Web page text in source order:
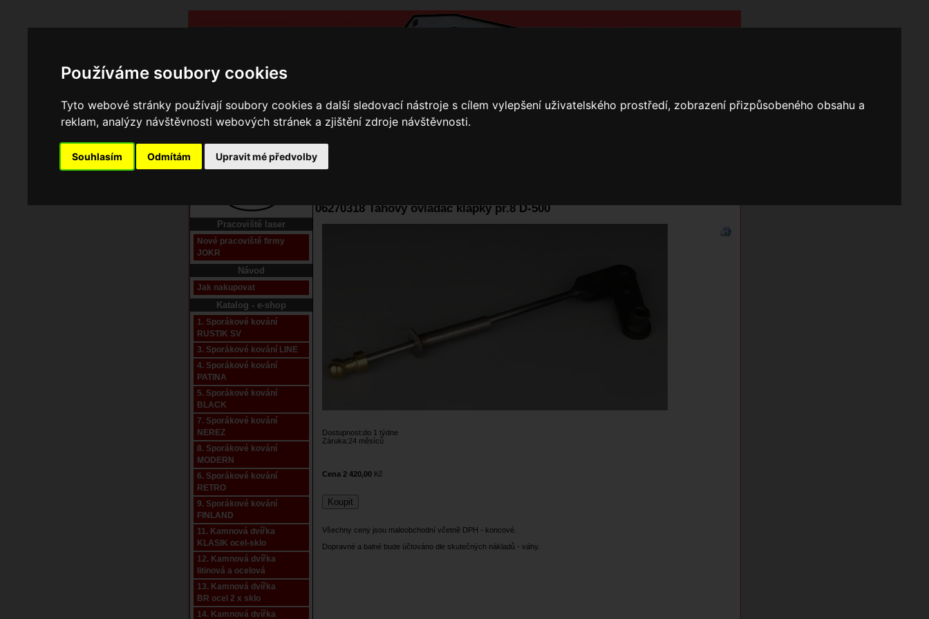
Používáme soubory cookies
Tyto webové stránky používají soubory cookies a další sledovací nástroje s cílem vylepšení uživatelského prostředí, zobrazení přizpůsobeného obsahu a
reklam, analýzy návštěvnosti webových stránek a zjištění zdroje návštěvnosti.
Souhlasím Odmítám Upravit mé předvolby
Domů Kontakty
Pracoviště laser
Nové pracoviště firmy
JOKR
Návod
Jak nakupovat
Katalog - e-shop
1. Sporákové kování
RUSTIK SV
3. Sporákové kování LINE
4. Sporákové kování
PATINA
5. Sporákové kování
BLACK
7. Sporákové kování
NEREZ
8. Sporákové kování
MODERN
6. Sporákové kování
RETRO
9. Sporákové kování
FINLAND
11. Kamnová dvířka
KLASIK ocel-sklo
12. Kamnová dvířka
litinová a ocelová
13. Kamnová dvířka
BR ocel 2 x sklo
14. Kamnová dvířka
06270318 Tahový ovladač klapky pr.8 D-500
Dostupnost:do 1 týdne
Záruka:24 měsíců
Cena 2 420,00 Kč
Všechny ceny jsou maloobchodní včetně DPH - koncové.
Dopravné a balné bude účtováno dle skutečných nákladů - váhy.